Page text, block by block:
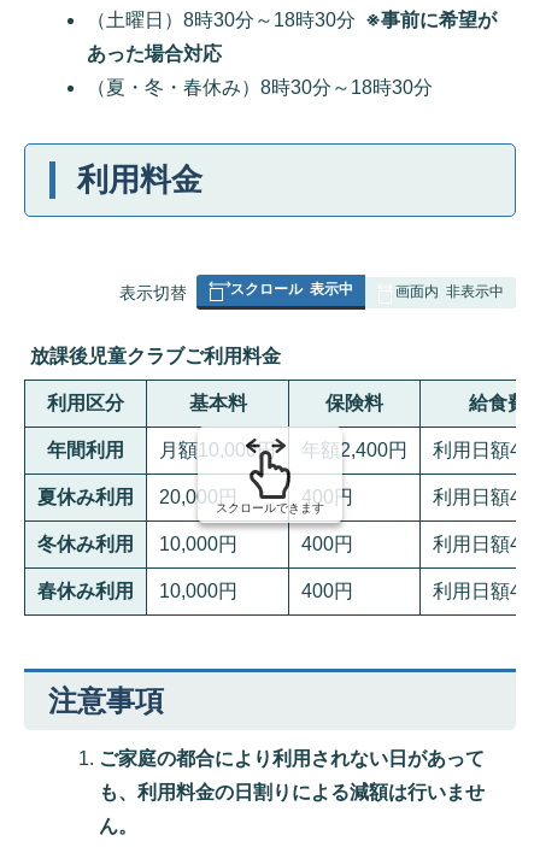
（土曜日）8時30分～18時30分 ※事前に希望が
あった場合対応
（夏・冬・春休み）8時30分～18時30分
利用料金
表
み
の
表示切替 スクロール 表示中 画面内 非表示中
放課後児童クラブご利用料金
利用区分 基本料 保険料 給食費
年間利用 月額10,000円 年額2,400円 利用日額
夏休み利用 20,000円 400円 利用日額
冬休み利用 10,000円 400円 利用日額
春休み利用 10,000円 400円 利用日額
スクロールできます
注意事項
ご家庭の都合により利用されない日があって
も、利用料金の日割りによる減額は行いませ
ん。